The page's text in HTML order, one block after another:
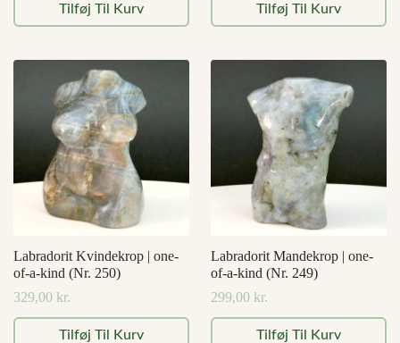
Tilføj Til Kurv Tilføj Til Kurv
Labradorit Kvindekrop | one-
of-a-kind (Nr. 250)
329,00 kr.
Tilføj Til Kurv
Labradorit Mandekrop | one-
of-a-kind (Nr. 249)
299,00 kr.
Tilføj Til Kurv